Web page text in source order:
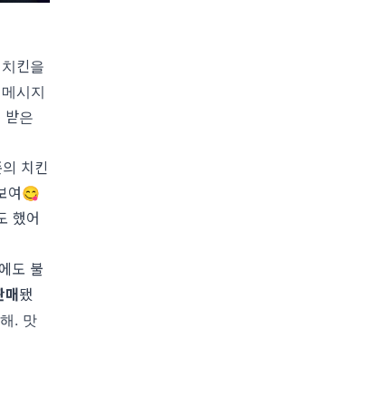
킨을
시지
받은
치킨
여😋
했어
도 불
됐
. 맛